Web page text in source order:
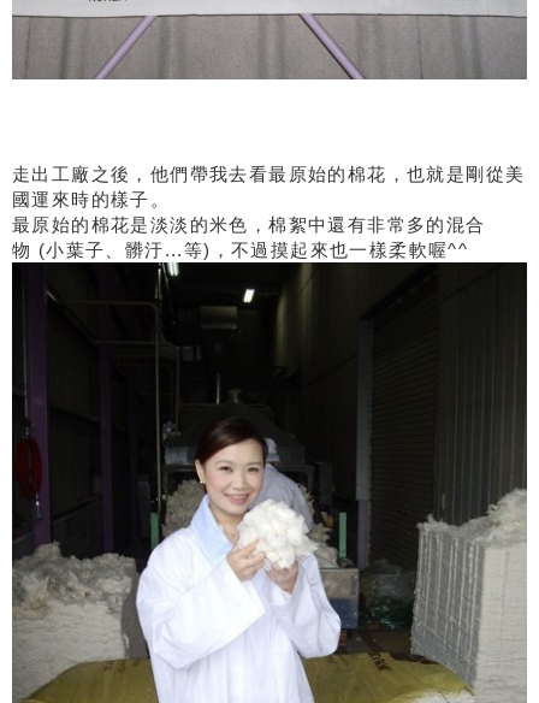
走出工廠之後，他們帶我去看最原始的棉花，也就是剛從美
國運來時的樣子。
最原始的棉花是淡淡的米色，棉絮中還有非常多的混合
物 (小葉子、髒汙...等)，不過摸起來也一樣柔軟喔^^